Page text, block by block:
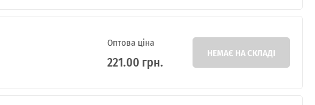
Оптова ціна
221.00 грн. НЕМАЄ НА СКЛАДІ